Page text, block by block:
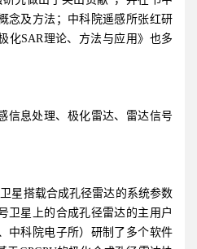
念及方法；中科院遥感所张红研
化SAR理论、方法与应用》也多
信息处理、极化雷达、雷达信号
星搭载合成孔径雷达的系统参数
卫星上的合成孔径雷达的主用户
中科院电子所）研制了多个软件